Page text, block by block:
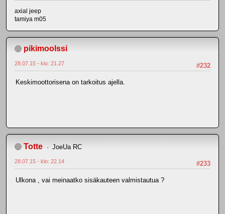
axial jeep
tamiya m05
pikimoolssi
#232
28.07.15 - klo: 21.27
Keskimoottorisena on tarkoitus ajella.
Totte JoeUa RC
#233
28.07.15 - klo: 22.14
Ulkona , vai meinaatko sisäkauteen valmistautua ?